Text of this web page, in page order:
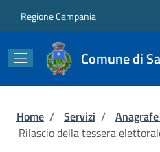
Regione Campania
Comune di
Briciole di pane
Home / Servizi /
Rilascio della tessera